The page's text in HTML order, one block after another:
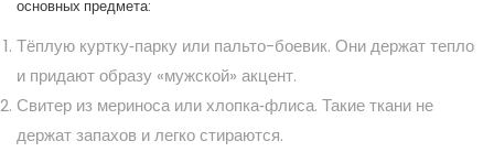
основных предмета:
Тёплую куртку‑парку или пальто-боевик. Они держат тепло
и придают образу «мужской» акцент.
Свитер из мериноса или хлопка‑флиса. Такие ткани не
держат запахов и легко стираются.